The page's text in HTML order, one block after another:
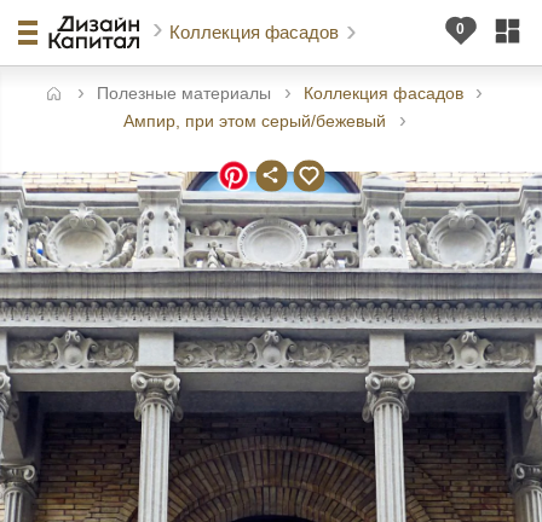
Коллекция фасадов
Полезные материалы
Коллекция фасадов
Ампир, при этом серый/бежевый